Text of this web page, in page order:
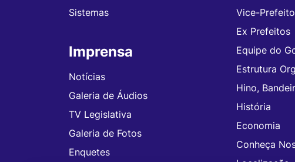
Sistemas
Imprensa
Notícias
Galeria de Áudios
TV Legislativa
Galeria de Fotos
Enquetes
Vice-Prefeito
Ex Prefeitos
Equipe do
Estrutura
Hino,
História
Economia
Conheça